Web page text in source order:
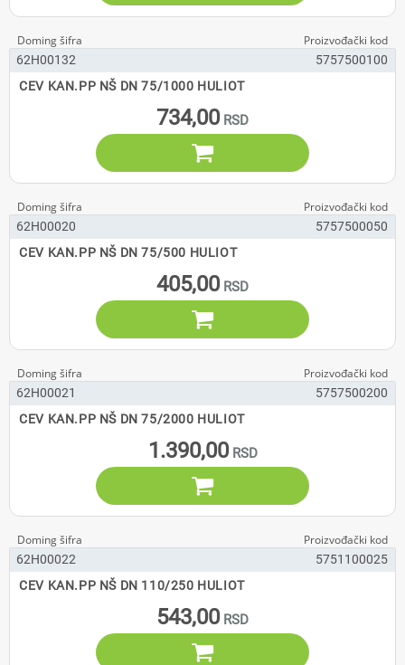
62H00132
5757500100
CEV KAN.PP NŠ DN 75/1000 HULIOT
734,00

62H00020
5757500050
CEV KAN.PP NŠ DN 75/500 HULIOT
405,00

62H00021
5757500200
CEV KAN.PP NŠ DN 75/2000 HULIOT
1.390,00

62H00022
5751100025
CEV KAN.PP NŠ DN 110/250 HULIOT
543,00
